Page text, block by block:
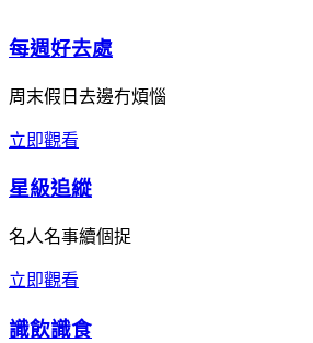
每週好去處
周末假日去邊冇煩惱
立即觀看
星級追縱
名人名事續個捉
立即觀看
識飲識食